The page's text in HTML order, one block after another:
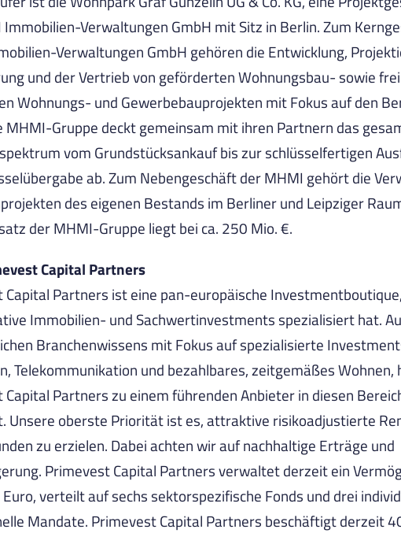
Verwaltungen GmbH mit Sitz in Berlin. Zum
Verwaltungen GmbH gehören die Entwicklung,
und der Vertrieb von geförderten Wohnungsbau- sowie frei
Wohnungs- und Gewerbebauprojekten mit Fokus auf den
MHMI-Gruppe deckt gemeinsam mit ihren Partnern das
vom Grundstücksankauf bis zur schlüsselfertigen
ab. Zum Nebengeschäft der MHMI gehört die
des eigenen Bestands im Berliner und Leipziger
der MHMI-Gruppe liegt bei ca. 250 Mio. €.
Capital Partners
Capital Partners ist eine pan-europäische
Immobilien- und Sachwertinvestments spezialisiert hat.
Branchenwissens mit Fokus auf spezialisierte
Telekommunikation und bezahlbares, zeitgemäßes Wohnen,
Partners zu einem führenden Anbieter in diesen
Unsere oberste Priorität ist es, attraktive risikoadjustierte
zu erzielen. Dabei achten wir auf nachhaltige Erträge und
Primevest Capital Partners verwaltet derzeit ein
verteilt auf sechs sektorspezifische Fonds und drei
Mandate. Primevest Capital Partners beschäftigt derzeit